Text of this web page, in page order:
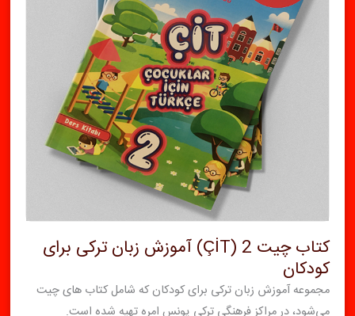
کتاب چیت 2 (ÇİT) آموزش زبان ترکی برای
کودکان
مجموعه آموزش زبان ترکی برای کودکان که شامل کتاب های چیت